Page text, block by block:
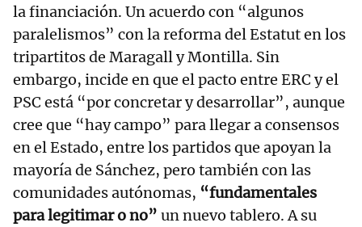
la financiación. Un acuerdo con “algunos
paralelismos” con la reforma del Estatut en los
tripartitos de Maragall y Montilla. Sin
embargo, incide en que el pacto entre ERC y el
PSC está “por concretar y desarrollar”, aunque
cree que “hay campo” para llegar a consensos
en el Estado, entre los partidos que apoyan la
mayoría de Sánchez, pero también con las
comunidades autónomas, “fundamentales
para legitimar o no” un nuevo tablero. A su